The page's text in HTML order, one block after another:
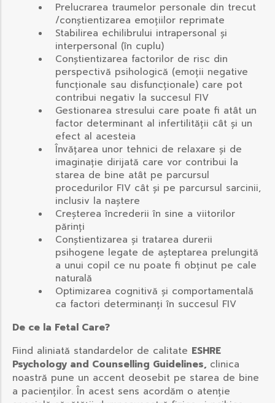
Prelucrarea traumelor personale din trecut
/conștientizarea emoțiilor reprimate
Stabilirea echilibrului intrapersonal și
interpersonal (în cuplu)
Conștientizarea factorilor de risc din
perspectivă psihologică (emoții negative
funcționale sau disfuncționale) care pot
contribui negativ la succesul FIV
Gestionarea stresului care poate fi atât un
factor determinant al infertilității cât și un
efect al acesteia
Învățarea unor tehnici de relaxare și de
imaginație dirijată care vor contribui la
starea de bine atât pe parcursul
procedurilor FIV cât și pe parcursul sarcinii,
inclusiv la naștere
Creșterea încrederii în sine a viitorilor
părinți
Conștientizarea și tratarea durerii
psihogene legate de așteptarea prelungită
a unui copil ce nu poate fi obținut pe cale
naturală
Optimizarea cognitivă și comportamentală
ca factori determinanți în succesul FIV
De ce la Fetal Care?
Fiind aliniată standardelor de calitate ESHRE
Psychology and Counselling Guidelines, clinica
noastră pune un accent deosebit pe starea de bine
a pacienților. În acest sens acordăm o atenție